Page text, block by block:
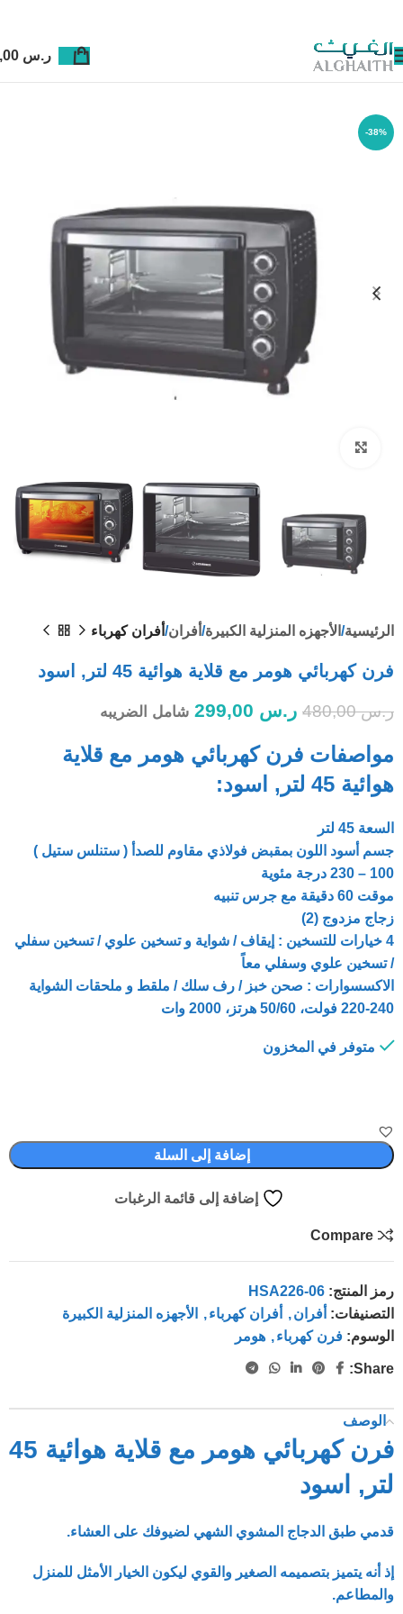
ر.س
-38%
الرئيسية الأجهزه المنزلية الكبيرة أفران أفران كهرباء
فرن كهربائي هومر مع قلاية هوائية 45 لتر, اسود
ر.س480,00 ر.س شامل الضريبه
مواصفات فرن كهربائي هومر مع قلاية
هوائية 45 لتر, اسود:
السعة 45 لتر
جسم أسود اللون بمقبض فولاذي مقاوم للصدأ ( ستنلس ستيل )
100 – 230 درجة مئوية
موقت 60 دقيقة مع جرس تنبيه
زجاج مزدوج (2)
4 خيارات للتسخين : إيقاف / شواية و تسخين علوي / تسخين سفلي
/ تسخين علوي وسفلي معاً
الاكسسوارات : صحن خبز / رف سلك / ملقط و ملحقات الشواية
220-240 فولت، 50/60 هرتز، 2000 وات
متوفر في المخزون
إضافة إلى السلة
إضافة إلى قائمة الرغبات
Compare
رمز المنتج: HSA226-06
التصنيفات: أفران, أفران كهرباء,
الأجهزه المنزلية الكبيرة
الوسوم: فرن كهرباء, هومر
Share:
الوصف
فرن كهربائي هومر مع قلاية هوائية 45
لتر, اسود
قدمي طبق الدجاج المشوي الشهي لضيوفك على العشاء.
إذ أنه يتميز بتصميمه الصغير والقوي ليكون الخيار الأمثل للمنزل
والمطاعم.